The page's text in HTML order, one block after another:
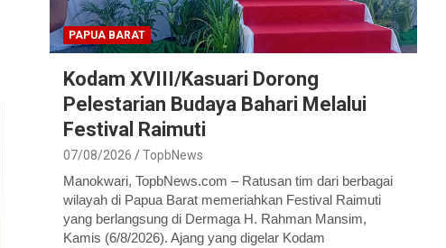
PAPUA BARAT
Kodam XVIII/Kasuari Dorong
Pelestarian Budaya Bahari Melalui
Festival Raimuti
07/08/2026 TopbNews
Manokwari, TopbNews.com – Ratusan tim dari berbagai
wilayah di Papua Barat memeriahkan Festival Raimuti
yang berlangsung di Dermaga H. Rahman Mansim,
Kamis (6/8/2026). Ajang yang digelar Kodam